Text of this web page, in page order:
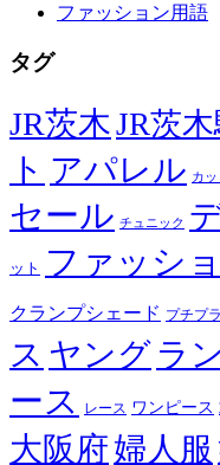
ファッション用語
タグ
JR茨木JR茨
ト アパレル カ
セール チュニック
ット ファッシ
クランプシェード プチプラ
ス ヤング ラ
ース
レース ワンピース
大阪府婦人服